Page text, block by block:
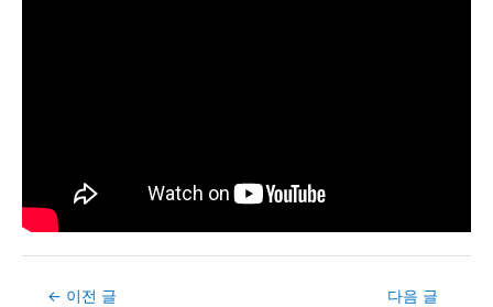
Post← 이전 글
다음 글